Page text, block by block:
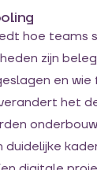
hoe teams
zijn
en
het
duidelijke